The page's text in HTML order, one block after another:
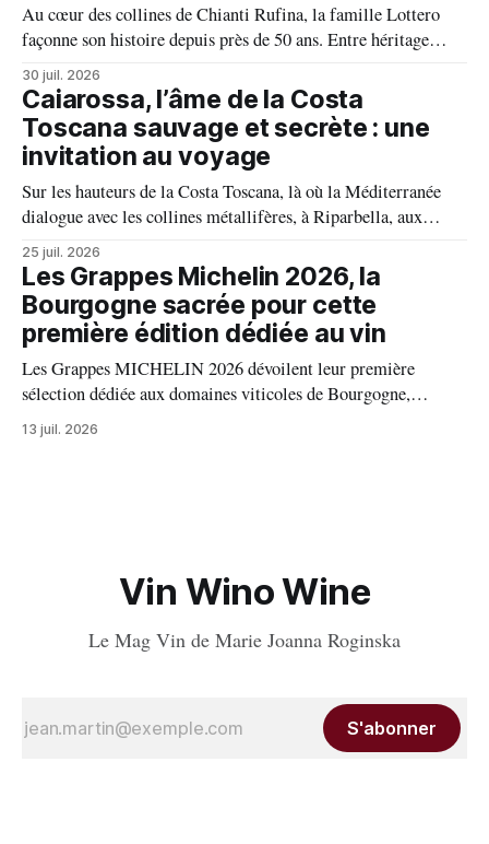
Au cœur des collines de Chianti Rufina, la famille Lottero
façonne son histoire depuis près de 50 ans. Entre héritage
familial, exigence viticole et profond respect du terroir, le
domaine incarne une vision authentique du vin, où chaque
millésime raconte une terre, une passion et un art de vivre.
30 juil. 2026
Caiarossa, l’âme de la Costa
Toscana sauvage et secrète : une
invitation au voyage
Sur les hauteurs de la Costa Toscana, là où la Méditerranée
dialogue avec les collines métallifères, à Riparbella, aux
portes de Bolgheri, Caiarossa cultive une autre idée du grand
vin, celle d'un équilibre vivant entre la terre, les cépages et le
temps.
25 juil. 2026
Les Grappes Michelin 2026, la
Bourgogne sacrée pour cette
première édition dédiée au vin
Les Grappes MICHELIN 2026 dévoilent leur première
sélection dédiée aux domaines viticoles de Bourgogne,
distinguant 94 propriétés pour l’excellence de leurs vins. Au
palmarès : 9 domaines reçoivent trois grappes, 20 deux
13 juil. 2026
Vin Wino Wine
Le Mag Vin de Marie Joanna Roginska
S'abonner